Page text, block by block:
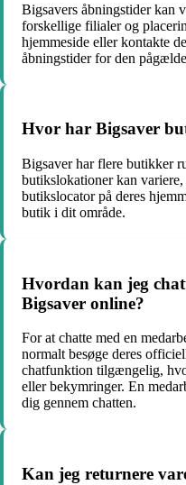
Bigsavers åbningstider kan
forskellige filialer og
hjemmeside eller kontakte
åbningstider for den
Hvor har Bigsaver
Bigsaver har flere butikker
butikslokationer kan variere,
butikslocator på deres
butik i dit område.
Hvordan kan jeg
Bigsaver online?
For at chatte med en
normalt besøge deres
chatfunktion tilgængelig,
eller bekymringer. En
dig gennem chatten.
Kan jeg returnere